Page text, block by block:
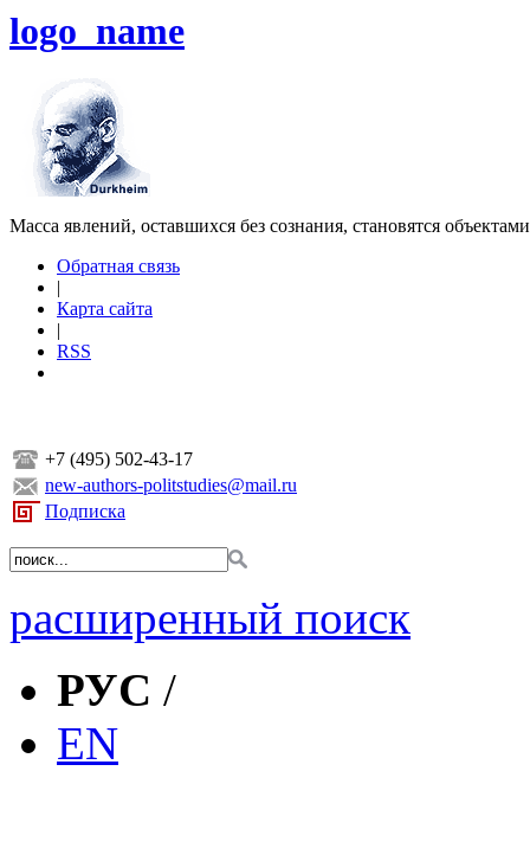
logo_name
Масса явлений, оставшихся без сознания, становятся
Обратная связь
|
Карта сайта
|
RSS
+7 (495) 502-43-17
new-authors-politstudies@mail.ru
Подписка
расширенный поиск
РУС /
EN